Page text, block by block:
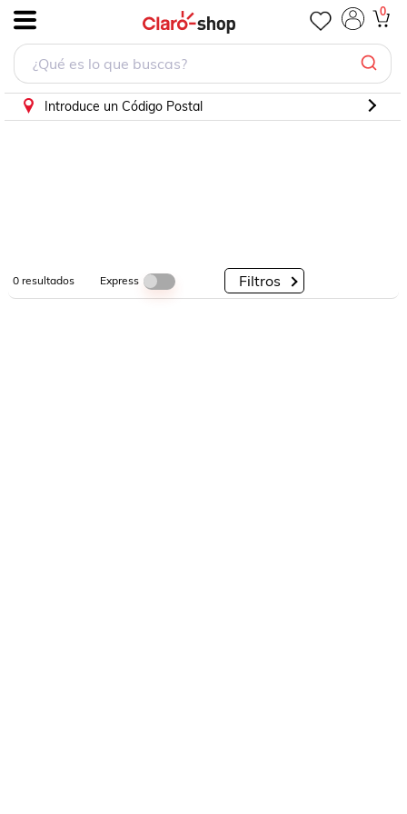
0
Introduce un Código Postal
0resultados Express Filtros
PorCategorías
PorMarcas
PorDescuento